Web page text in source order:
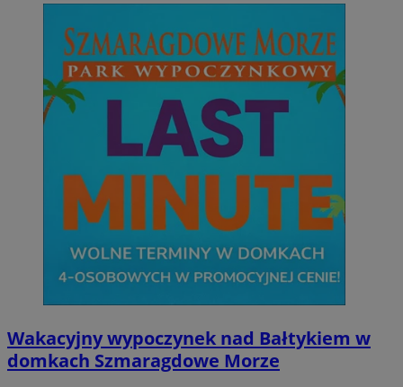
Wakacyjny wypoczynek nad Bałtykiem w
domkach Szmaragdowe Morze